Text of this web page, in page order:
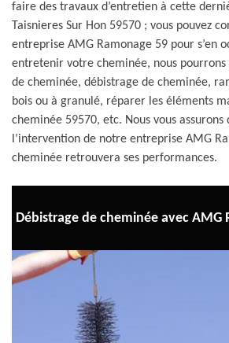
faire des travaux d’entretien à cette
Taisnieres Sur Hon 59570 ; vous pouvez
entreprise AMG Ramonage 59 pour s’en
entretenir votre cheminée, nous
de cheminée, débistrage de cheminée,
bois ou à granulé, réparer les éléments
cheminée 59570, etc. Nous vous assurons
l’intervention de notre entreprise AMG
cheminée retrouvera ses performances.
Débistrage de cheminée avec AMG